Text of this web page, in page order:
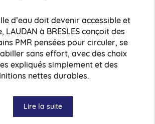
d’eau doit devenir accessible et
LAUDAN à BRESLES conçoit des
PMR pensées pour circuler, se
sans effort, avec des choix
expliqués simplement et des
nettes durables.
Lire la suite